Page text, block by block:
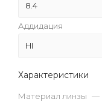
8.4
8.4
Аддидация
HI
LO
Характеристики
Материал линзы —